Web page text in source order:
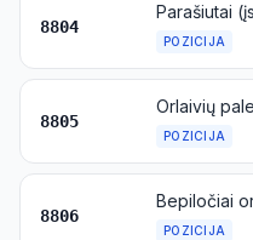
8804
POZICIJA
8805
POZICIJA
8806
Bepiločiai
POZICIJA